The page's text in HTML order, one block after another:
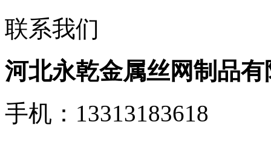
联系我们
河北永乾金属丝网制品有
手机：13313183618